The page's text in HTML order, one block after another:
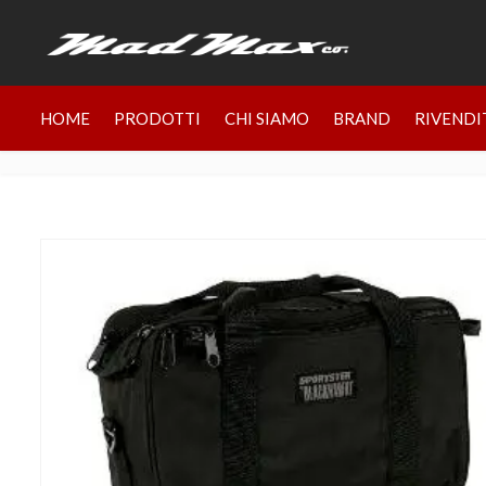
HOME PRODOTTI CHI SIAMO BRAND